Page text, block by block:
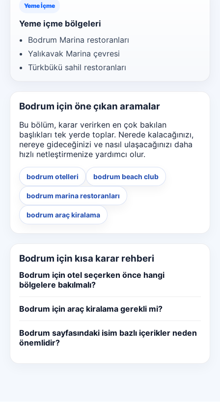
Yeme İçme
Yeme içme bölgeleri
Bodrum Marina restoranları
Yalıkavak Marina çevresi
Türkbükü sahil restoranları
Bodrum için öne çıkan aramalar
Bu bölüm, karar verirken en çok bakılan
başlıkları tek yerde toplar. Nerede kalacağınızı,
nereye gideceğinizi ve nasıl ulaşacağınızı daha
hızlı netleştirmenize yardımcı olur.
bodrum otelleri bodrum beach club
bodrum marina restoranları
bodrum araç kiralama
Bodrum için kısa karar rehberi
Bodrum için otel seçerken önce hangi
bölgelere bakılmalı?
Bodrum için araç kiralama gerekli mi?
Bodrum sayfasındaki isim bazlı içerikler neden
önemlidir?